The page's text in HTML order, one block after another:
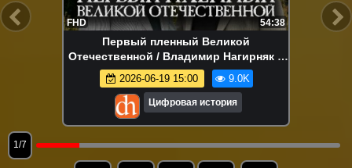
FHD 54:38
Первый пленный Великой
Отечественной / Владимир Нагирняк и
Евгений Мироничев
2026-06-19 15:00 9.0K
Цифровая история
1/7